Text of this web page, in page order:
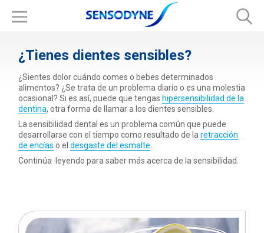
¿Tienes dientes sensibles?
¿Sientes dolor cuándo comes o bebes determinados
alimentos? ¿Se trata de un problema diario o es una molestia
ocasional? Si es así, puede que tengashipersensibilidad de la
dentina, otra forma de llamar a los dientes sensibles.
La sensibilidad dental es un problema común que puede
desarrollarse con el tiempo como resultado de laretracción
de encías o eldesgaste del esmalte
Continúa leyendo para saber más acerca de la sensibilidad.